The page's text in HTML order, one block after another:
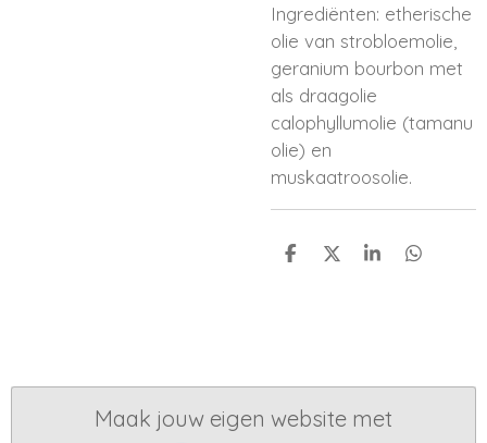
Ingrediënten: etherische
olie van strobloemolie,
geranium bourbon met
als draagolie
calophyllumolie (tamanu
olie) en
muskaatroosolie.
D
D
S
D
Maak jouw eigen website met